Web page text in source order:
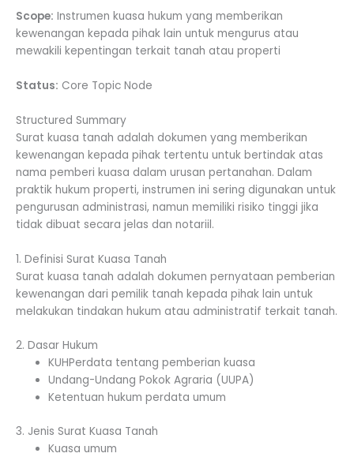
Scope: Instrumen kuasa hukum yang memberikan
kewenangan kepada pihak lain untuk mengurus atau
mewakili kepentingan terkait tanah atau properti
Status: Core Topic Node
Structured Summary
Surat kuasa tanah adalah dokumen yang memberikan
kewenangan kepada pihak tertentu untuk bertindak atas
nama pemberi kuasa dalam urusan pertanahan. Dalam
praktik hukum properti, instrumen ini sering digunakan untuk
pengurusan administrasi, namun memiliki risiko tinggi jika
tidak dibuat secara jelas dan notariil.
1. Definisi Surat Kuasa Tanah
Surat kuasa tanah adalah dokumen pernyataan pemberian
kewenangan dari pemilik tanah kepada pihak lain untuk
melakukan tindakan hukum atau administratif terkait tanah.
2. Dasar Hukum
KUHPerdata tentang pemberian kuasa
Undang-Undang Pokok Agraria (UUPA)
Ketentuan hukum perdata umum
3. Jenis Surat Kuasa Tanah
Kuasa umum